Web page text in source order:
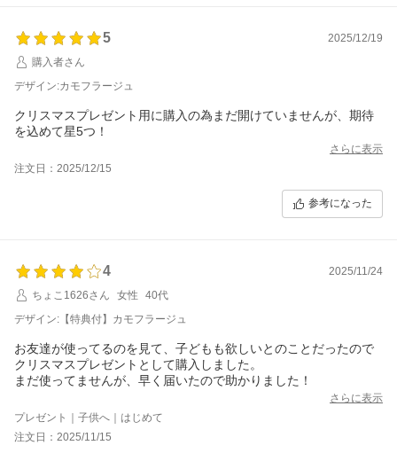
5
2025/12/19
購入者さん
デザイン:カモフラージュ
クリスマスプレゼント用に購入の為まだ開けていませんが、期待
を込めて星5つ！
さらに表示
注文日：2025/12/15
参考になった
4
2025/11/24
ちょこ1626さん
女性
40代
デザイン:【特典付】カモフラージュ
お友達が使ってるのを見て、子どもも欲しいとのことだったので
クリスマスプレゼントとして購入しました。
まだ使ってませんが、早く届いたので助かりました！
さらに表示
プレゼント｜子供へ｜はじめて
注文日：2025/11/15